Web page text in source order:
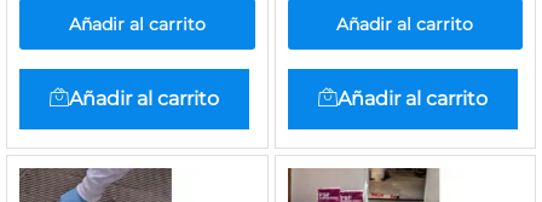
Añadir al carrito
Añadir al carrito
Añadir al carrito
Añadir al carrito